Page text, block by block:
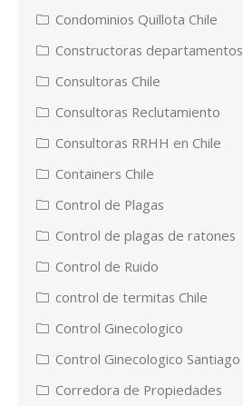
Condominios Quillota Chile
Constructoras departamentos
Consultoras Chile
Consultoras Reclutamiento
Consultoras RRHH en Chile
Containers Chile
Control de Plagas
Control de plagas de ratones
Control de Ruido
control de termitas Chile
Control Ginecologico
Control Ginecologico Santiago
Corredora de Propiedades